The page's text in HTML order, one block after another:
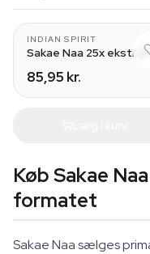
INDIAN SPIRIT
Sakae Naa 25x
85,95 kr.
Køb Sakae
formatet
Sakae Naa sælges